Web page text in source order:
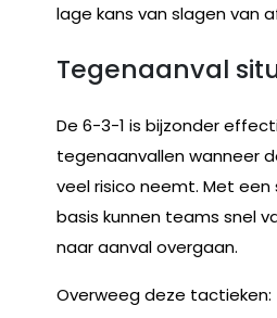
lage kans van slagen van
Tegenaanval
De 6-3-1 is bijzonder
tegenaanvallen wanneer
veel risico neemt. Met
basis kunnen teams snel
naar aanval overgaan.
Overweeg deze tactieken: